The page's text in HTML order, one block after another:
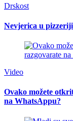
Drskost
Nevjerica u
Video
Ovako možete
na WhatsAppu?